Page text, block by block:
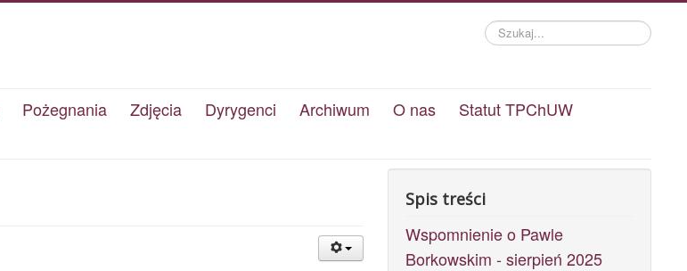
Szukaj...
Pożegnania Zdjęcia Dyrygenci Archiwum O nas
Statut TPChUW
Spis treści
Wspomnienie o Pawle
Borkowskim - sierpień 2025